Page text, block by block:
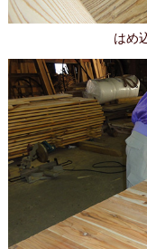
はめ